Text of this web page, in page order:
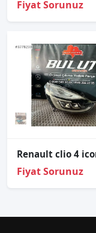
Fiyat Sorunuz
Fiyat Sorunuz